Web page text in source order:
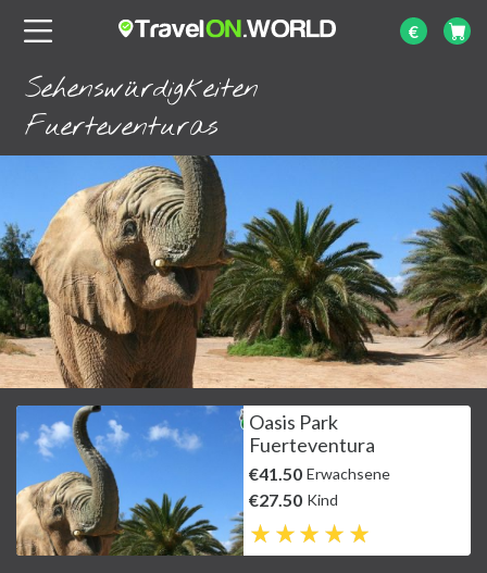
€
Sehenswürdigkeiten
Fuerteventuras
Oasis Park
Fuerteventura
€41.50 Erwachsene
€27.50 Kind